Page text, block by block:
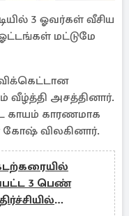
3 ஓவர்கள் வீசிய
மட்டுமே
வீழ்த்தி அசத்தினார்.
காயம் காரணமாக
கோஷ் விலகினார்.
3 பெண்